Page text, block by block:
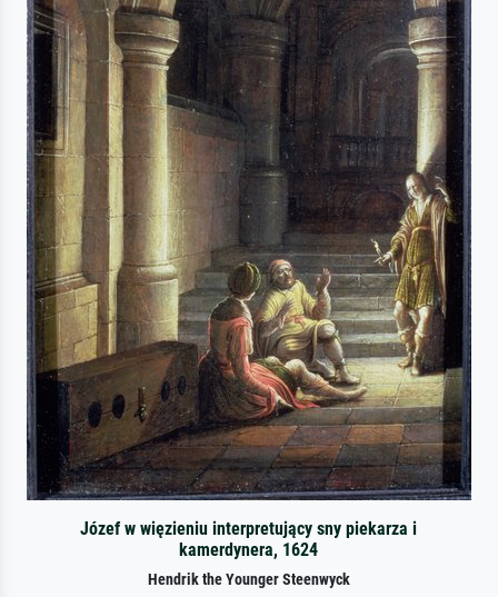
Józef w więzieniu interpretujący sny piekarza i
kamerdynera, 1624
Hendrik the Younger Steenwyck